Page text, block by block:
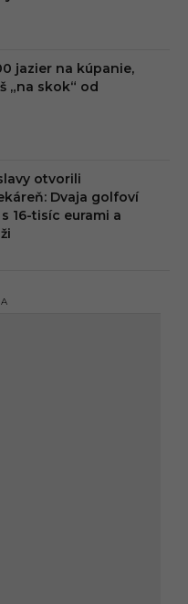
jazier na kúpanie,
„na skok“ od
otvorili
Dvaja golfoví
16-tisíc eurami a